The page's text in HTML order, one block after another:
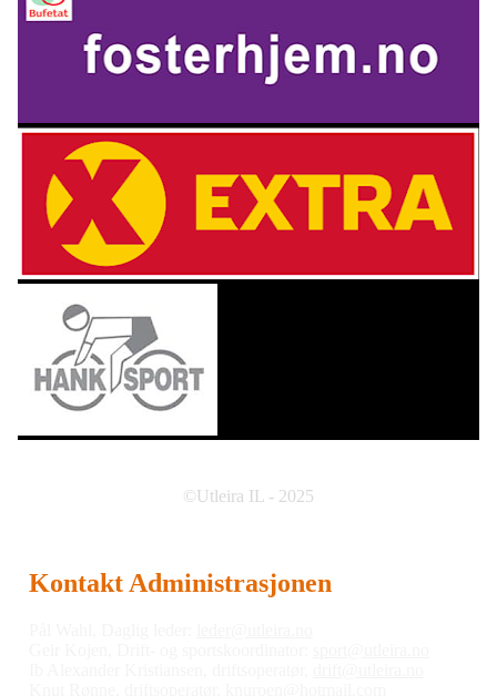
©Utleira IL - 2025
Kontakt Administrasjonen